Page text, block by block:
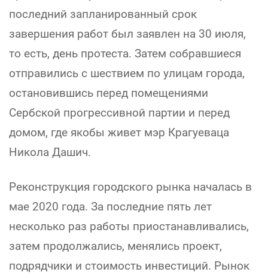
последний запланированный срок
завершения работ был заявлен на 30 июля,
то есть, день протеста. Затем собравшиеся
отправились с шествием по улицам города,
остановившись перед помещениями
Сербской прогрессивной партии и перед
домом, где якобы живет мэр Крагуеваца
Никола Дашич.
Реконструкция городского рынка началась в
мае 2020 года. За последние пять лет
несколько раз работы приостанавливались,
затем продолжались, менялись проект,
подрядчики и стоимость инвестиций. Рынок